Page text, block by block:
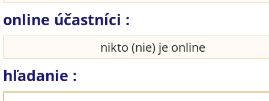
online účastníci :
nikto (nie) je online
hľadanie :